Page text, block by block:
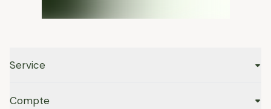
Service
Compte